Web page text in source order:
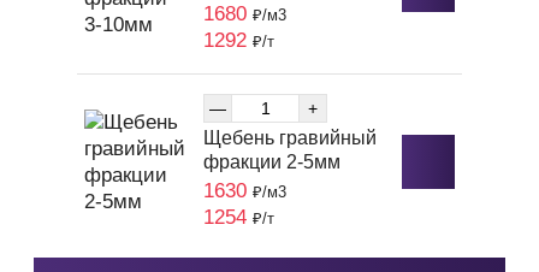
1680 ₽/м3
1292 ₽/т
— +
Щебень гравийный
фракции 2-5мм
1630 ₽/м3
1254 ₽/т